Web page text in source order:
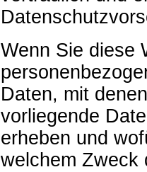
Wenn Sie diese
Daten, mit
vorliegende
erheben und
welchem Zweck